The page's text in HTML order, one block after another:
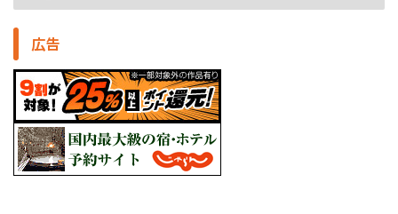
広告